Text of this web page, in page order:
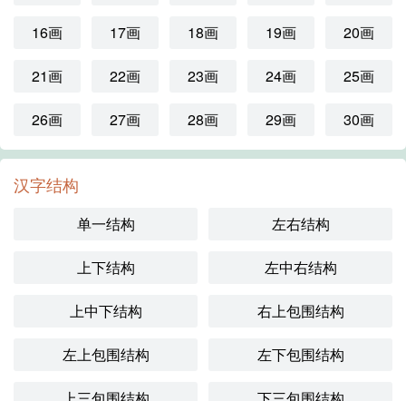
16画 17画 18画 19画 20画
21画 22画 23画 24画 25画
26画 27画 28画 29画 30画
汉字结构
单一结构 左右结构
上下结构 左中右结构
上中下结构 右上包围结构
左上包围结构 左下包围结构